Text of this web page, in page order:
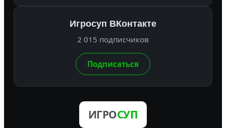
Игросуп ВКонтакте
2 015 подписчиков
Подписаться
ИГРОСУП